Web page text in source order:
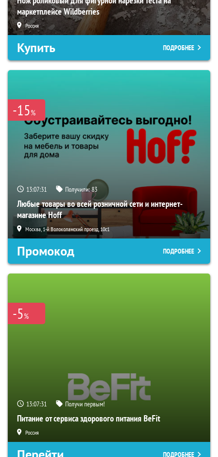
маркетплейсе Wildberries
Россия
Купить ПОДРОБНЕЕ
-15%
13:07:30 Получили:83
Любые товары во всей розничной сети и интернет-
магазине Hoff
Москва, 1-й Волоколамский проезд, 10с1
Промокод ПОДРОБНЕЕ
-5%
13:07:30 Получи первым!
Питание от сервиса здорового питания BeFit
Россия
ПОДРОБНЕЕ